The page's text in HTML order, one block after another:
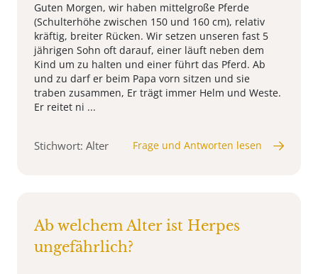
Guten Morgen, wir haben mittelgroße Pferde
(Schulterhöhe zwischen 150 und 160 cm), relativ
kräftig, breiter Rücken. Wir setzen unseren fast 5
jährigen Sohn oft darauf, einer läuft neben dem
Kind um zu halten und einer führt das Pferd. Ab
und zu darf er beim Papa vorn sitzen und sie
traben zusammen, Er trägt immer Helm und Weste.
Er reitet ni ...
Stichwort: Alter Frage und Antworten lesen
Ab welchem Alter ist Herpes
ungefährlich?